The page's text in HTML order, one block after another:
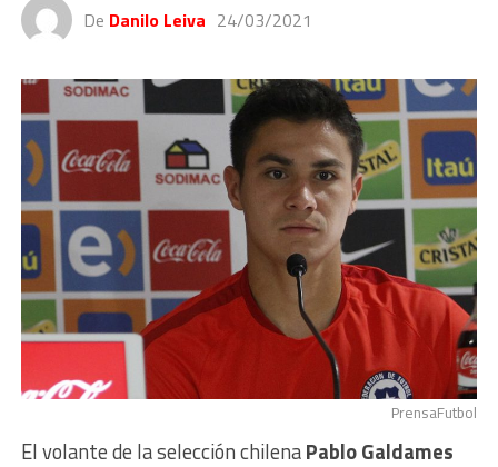
De Danilo Leiva 24/03/2021
PrensaFutbol
El volante de la selección chilenaPablo Galdames